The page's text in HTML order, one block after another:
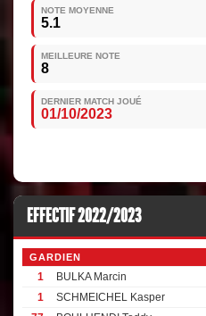
NOTE MOYENNE
5.1
MEILLEURE NOTE
8
DERNIER MATCH JOUÉ
01/10/2023
EFFECTIF 2022/2023
GARDIEN
1
BULKA Marcin
1
SCHMEICHEL Kasper